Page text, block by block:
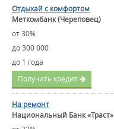
Отдыхай с комфортом
Меткомбанк (Череповец)
от 30%
до 300 000
до 1 года
Получить кредит
На ремонт
Национальный Банк «Траст»